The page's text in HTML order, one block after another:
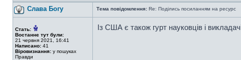
Слава Богу Тема повідомлення: Re: Поділись посиланням на ресурс
Стать:
Востаннє тут були:
21 червня 2021, 16:41
Написано: 41
Віровизнання: у пошуках
Правди
Із США є також гурт науковців і